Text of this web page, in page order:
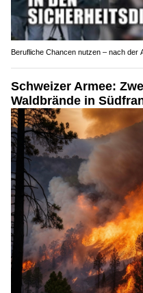
Berufliche Chancen nutzen – nach der
Schweizer Armee:
Waldbrände in